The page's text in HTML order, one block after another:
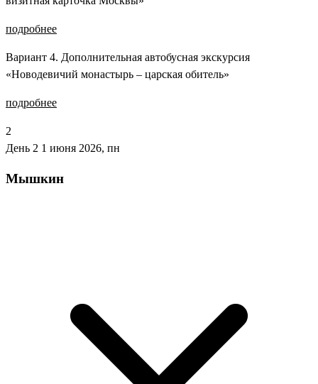
подробнее
Вариант 4. Дополнительная автобусная экскурсия
«Новодевичий монастырь – царская обитель»
подробнее
2
День 2 1 июня 2026, пн
Мышкин